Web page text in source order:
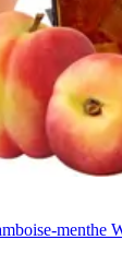
menthe